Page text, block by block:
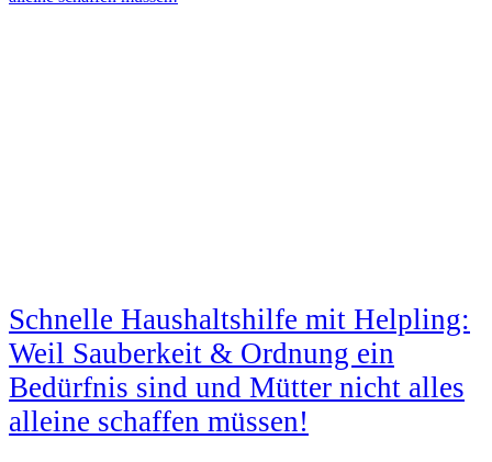
Schnelle Haushaltshilfe mit Helpling:
Weil Sauberkeit & Ordnung ein
Bedürfnis sind und Mütter nicht alles
alleine schaffen müssen!